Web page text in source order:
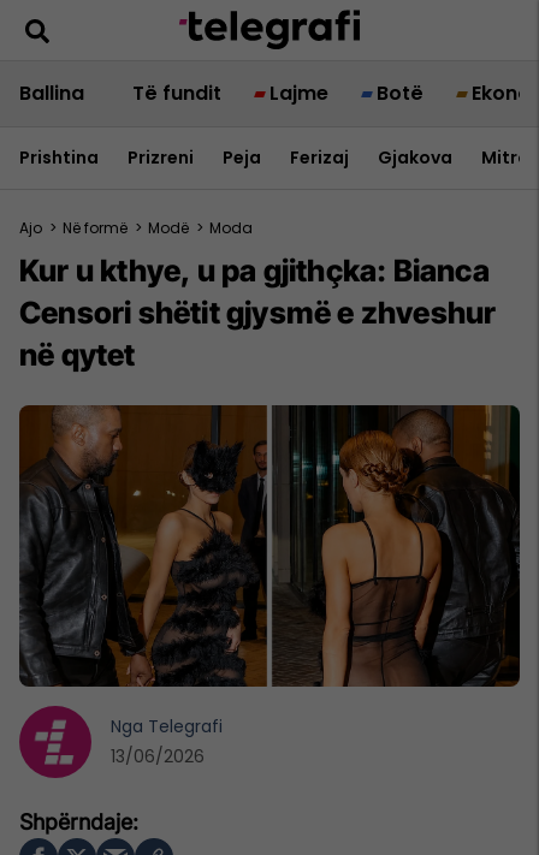
Ballina Të fundit Lajme Botë
Prishtina Prizreni Peja Ferizaj Gjakova
Ajo > Në formë > Modë > Moda
Kur u kthye, u pa gjithçka: Bianca
Censori shëtit gjysmë e zhveshur
në qytet
Nga Telegrafi
13/06/2026